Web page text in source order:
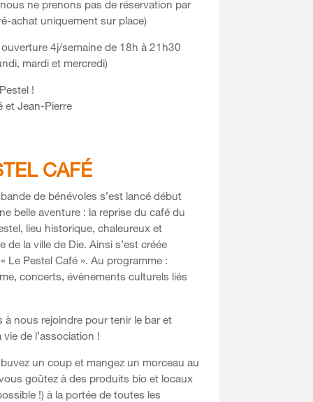
ne prenons pas de réservation par
achat uniquement sur place)
4j/semaine de 18h à 21h30
mardi et mercredi)
!
et Jean-Pierre
CAFÉ
de bénévoles s’est lancé début
belle aventure : la reprise du café du
lieu historique, chaleureux et
de la ville de Die. Ainsi s’est créée
Le Pestel Café ». Au programme :
concerts, évènements culturels liés
à nous rejoindre pour tenir le bar et
vie de l’association !
un coup et mangez un morceau au
goûtez à des produits bio et locaux
!) à la portée de toutes les